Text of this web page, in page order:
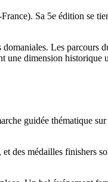
Sa 5e édition se
Les parcours
une dimension historique
guidée thématique
des médailles finishers